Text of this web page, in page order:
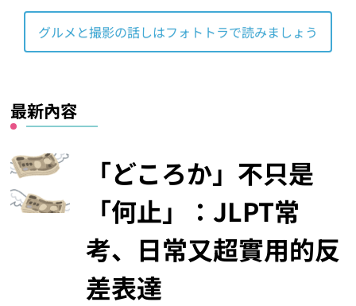
グルメと撮影の話しはフォトトラで読みましょう
最新內容
「どころか」不只是
「何止」：JLPT常
考、日常又超實用的反
差表達